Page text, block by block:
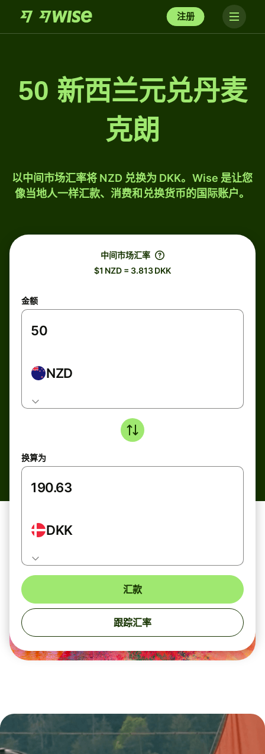
注册
50 新西兰元兑丹麦
克朗
以中间市场汇率将 NZD 兑换为 DKK。Wise 是让您
像当地人一样汇款、消费和兑换货币的国际账户。
中间市场汇率
$1 NZD = 3.813 DKK
金额
NZD
换算为
DKK
汇款
跟踪汇率